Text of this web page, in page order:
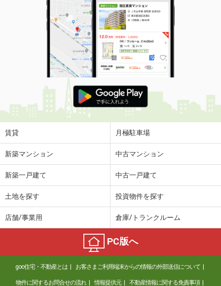
賃貸 月極駐車場
新築マンション 中古マンション
新築一戸建て 中古一戸建て
土地を探す 投資物件を探す
店舗/事業用 倉庫/トランクルーム
PC版へ
goo住宅・不動産とは お客さまご利用端末からの情報の外部送信について
物件に関するお問合せの流れ 情報提供元 不動産情報に関する免責事項